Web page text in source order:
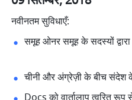
नवीनतम सुविधाएँ:
चीनी और अंग्रेज़ी के बीच संदेश